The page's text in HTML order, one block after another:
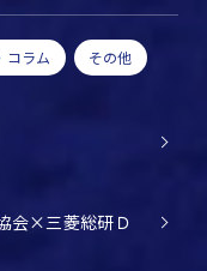
コラム その他
会×三菱総研Ｄ